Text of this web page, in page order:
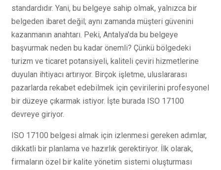
standardıdır. Yani, bu belgeye sahip olmak, yalnızca bir
belgeden ibaret değil; aynı zamanda müşteri güvenini
kazanmanın anahtarı. Peki, Antalya'da bu belgeye
başvurmak neden bu kadar önemli? Çünkü bölgedeki
turizm ve ticaret potansiyeli, kaliteli çeviri hizmetlerine
duyulan ihtiyacı artırıyor. Birçok işletme, uluslararası
pazarlarda rekabet edebilmek için çevirilerini profesyonel
bir düzeye çıkarmak istiyor. İşte burada ISO 17100
devreye giriyor.
ISO 17100 belgesi almak için izlenmesi gereken adımlar,
dikkatli bir planlama ve hazırlık gerektiriyor. İlk olarak,
firmaların özel bir kalite yönetim sistemi oluşturması